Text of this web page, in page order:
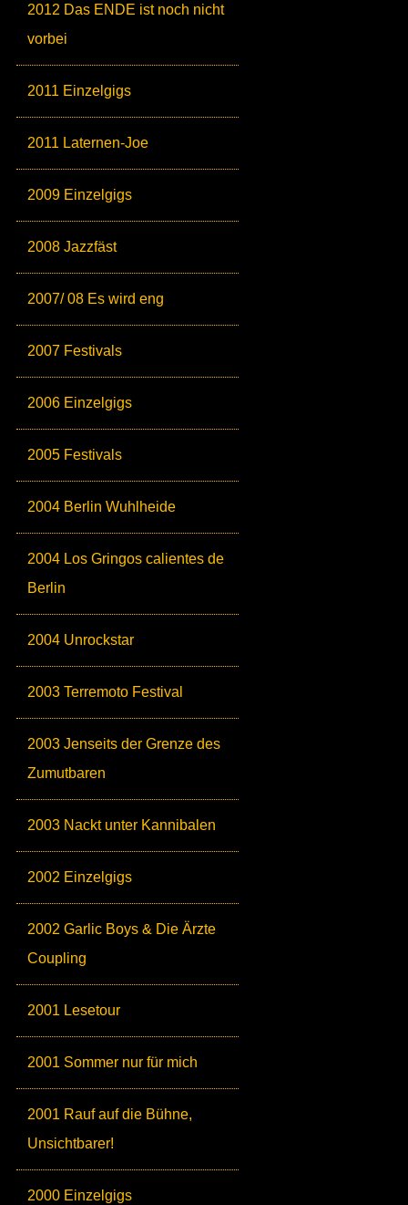
2012 Das ENDE ist noch nicht
vorbei
2011 Einzelgigs
2011 Laternen-Joe
2009 Einzelgigs
2008 Jazzfäst
2007/ 08 Es wird eng
2007 Festivals
2006 Einzelgigs
2005 Festivals
2004 Berlin Wuhlheide
2004 Los Gringos calientes de
Berlin
2004 Unrockstar
2003 Terremoto Festival
2003 Jenseits der Grenze des
Zumutbaren
2003 Nackt unter Kannibalen
2002 Einzelgigs
2002 Garlic Boys & Die Ärzte
Coupling
2001 Lesetour
2001 Sommer nur für mich
2001 Rauf auf die Bühne,
Unsichtbarer!
2000 Einzelgigs